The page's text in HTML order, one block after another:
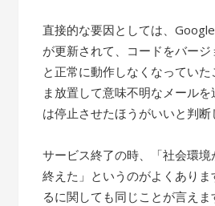
直接的な要因としては、
が更新されて、コードをバー
と正常に動作しなくなっていた
ま放置して意味不明なメール
は停止させたほうがいいと判断
サービス終了の時、「社会環
終えた」というのがよくあり
るに関しても同じことが言えま